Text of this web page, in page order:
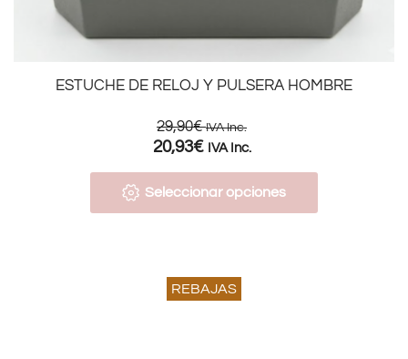
ESTUCHE DE RELOJ Y PULSERA HOMBRE
29,90€ IVA Inc.
20,93€ IVA Inc.
Seleccionar opciones
REBAJAS